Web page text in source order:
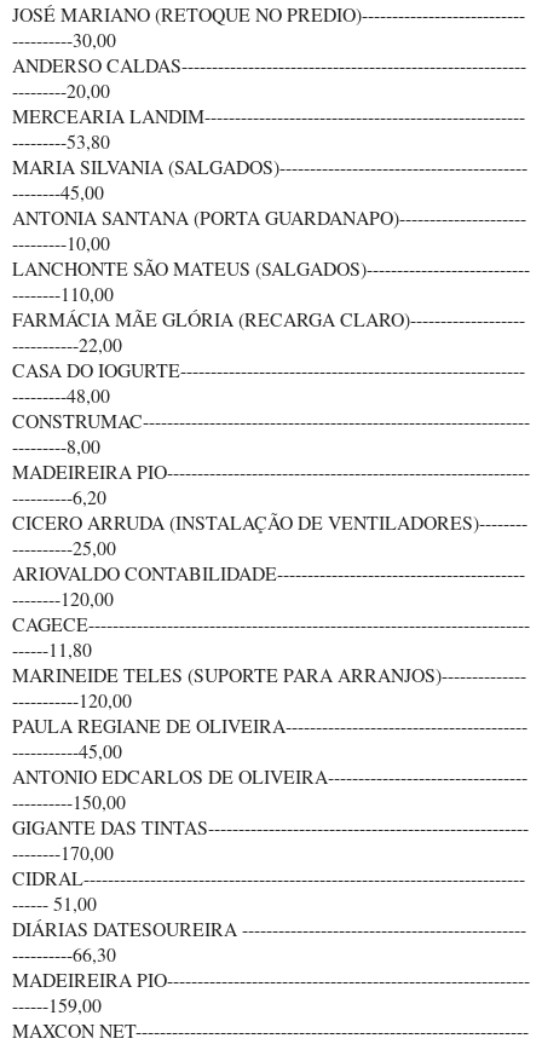
JOSÉ MARIANO (RETOQUE NO PREDIO)---------------------------
----------30,00
ANDERSO CALDAS---------------------------------------------------------
---------20,00
MERCEARIA LANDIM-----------------------------------------------------
---------53,80
MARIA SILVANIA (SALGADOS)-----------------------------------------
--------45,00
ANTONIA SANTANA (PORTA GUARDANAPO)---------------------
---------10,00
LANCHONTE SÃO MATEUS (SALGADOS)---------------------------
--------110,00
FARMÁCIA MÃE GLÓRIA (RECARGA CLARO)-------------------
-----------22,00
CASA DO IOGURTE---------------------------------------------------------
---------48,00
CONSTRUMAC----------------------------------------------------------------
---------8,00
MADEIREIRA PIO------------------------------------------------------------
----------6,20
CICERO ARRUDA (INSTALAÇÃO DE VENTILADORES)--------
----------25,00
ARIOVALDO CONTABILIDADE-----------------------------------------
--------120,00
CAGECE-------------------------------------------------------------------------
------11,80
MARINEIDE TELES (SUPORTE PARA ARRANJOS)--------------
-----------120,00
PAULA REGIANE DE OLIVEIRA----------------------------------------
-----------45,00
ANTONIO EDCARLOS DE OLIVEIRA---------------------------------
----------150,00
GIGANTE DAS TINTAS-----------------------------------------------------
--------170,00
CIDRAL-------------------------------------------------------------------------
------ 51,00
DIÁRIAS DATESOUREIRA -----------------------------------------------
----------66,30
MADEIREIRA PIO------------------------------------------------------------
------159,00
MAXCON NET-----------------------------------------------------------------